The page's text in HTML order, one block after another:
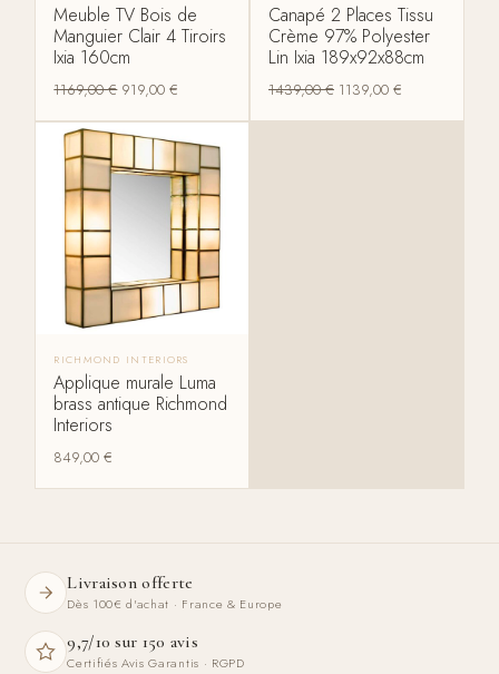
Meuble TV Bois de
Manguier Clair 4 Tiroirs
Ixia 160cm
1169,00€ 919,00€
Canapé 2 Places Tissu
Crème 97% Polyester
Lin Ixia 189x92x88cm
1439,00€ 1139,00 €
RICHMOND INTERIORS
Applique murale Luma
brass antique Richmond
Interiors
849,00€
Livraison offerte
Dès 100€ d'achat · France & Europe
9,7/10 sur 150 avis
Certifiés Avis Garantis · RGPD